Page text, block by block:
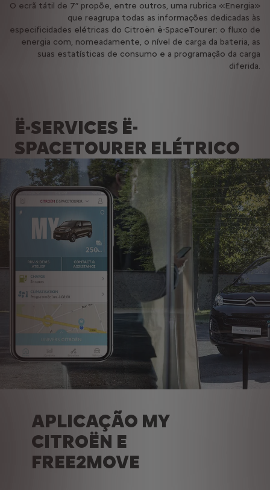
O ecrã tátil de 7” propõe, entre outros, uma rubrica «Energia»
que reagrupa todas as informações dedicadas às
especificidades elétricas do Citroën ë-SpaceTourer: o fluxo de
energia com, nomeadamente, o nível de carga da bateria, as
suas estatísticas de consumo e a programação da carga
diferida.
Ë-SERVICES Ë-
SPACETOURER ELÉTRICO
APLICAÇÃO MY
CITROËN E
FREE2MOVE